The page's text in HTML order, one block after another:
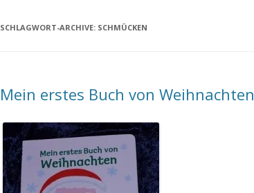
SCHLAGWORT-ARCHIVE: SCHMÜCKEN
Mein erstes Buch von Weihnachten